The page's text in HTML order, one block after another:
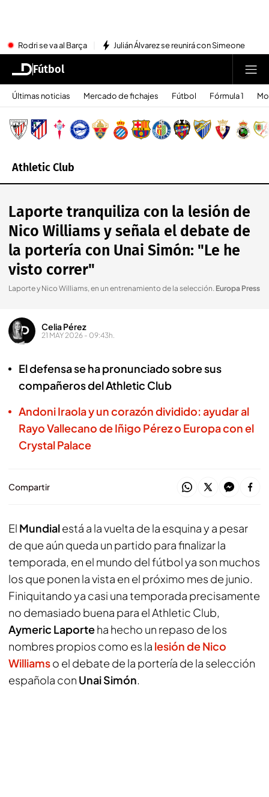
Rodri se va al Barça Julián Álvarez se reunirá con Simeone
Fútbol
Últimas noticias Mercado de fichajes Fútbol Fórmula 1
Athletic Club
Laporte tranquiliza con la lesión de
Nico Williams y señala el debate de
la portería con Unai Simón: "Le he
visto correr"
Laporte y Nico Williams, en un entrenamiento de la selección. Europa Press
Celia Pérez
21 MAY 2026 - 09:43h.
El defensa se ha pronunciado sobre sus
compañeros del Athletic Club
Andoni Iraola y un corazón dividido: ayudar al
Rayo Vallecano de Iñigo Pérez o Europa con el
Crystal Palace
Compartir
El Mundialestá a la vuelta de la esquina y a pesar
de que aún queda un partido para finalizar la
temporada, en el mundo del fútbol ya son muchos
los que ponen la vista en el próximo mes de junio.
Finiquitando ya casi una temporada precisamente
no demasiado buena para el Athletic Club,
Aymeric Laporteha hecho un repaso de los
nombres propios como es la lesión deNico
Williamso el debate de la portería de la selección
española con Unai Simón.